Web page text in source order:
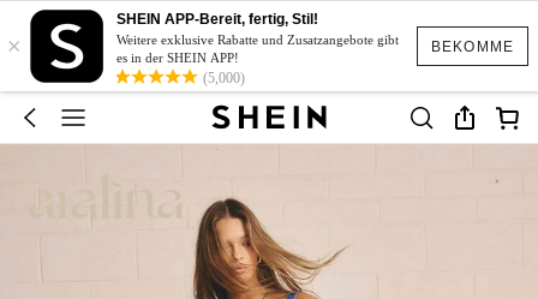
BEKOMME
×
SHEIN APP-Bereit, fertig, Stil!
Weitere exklusive Rabatte und Zusatzangebote gibt
es in der SHEIN APP!
(5,000)